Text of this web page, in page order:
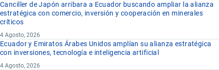
Canciller de Japón arribara a Ecuador buscando ampliar la alianza
estratégica con comercio, inversión y cooperación en minerales
críticos
4 Agosto, 2026
Ecuador y Emiratos Árabes Unidos amplían su alianza estratégica
con inversiones, tecnología e inteligencia artificial
4 Agosto, 2026